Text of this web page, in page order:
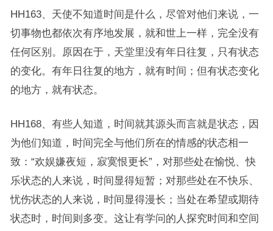
HH163、天使不知道时间是什么，尽管对他们来说，一
切事物也都依次有序地发展，就和世上一样，完全没有
任何区别。原因在于，天堂里没有年日往复，只有状态
的变化。有年日往复的地方，就有时间；但有状态变化
的地方，就有状态。
HH168、有些人知道，时间就其源头而言就是状态，因
为他们知道，时间完全与他们所在的情感的状态相一
致：“欢娱嫌夜短，寂寞恨更长”，对那些处在愉悦、快
乐状态的人来说，时间显得短暂；对那些处在不快乐、
忧伤状态的人来说，时间显得漫长；当处在希望或期待
状态时，时间则多变。这让有学问的人探究时间和空间